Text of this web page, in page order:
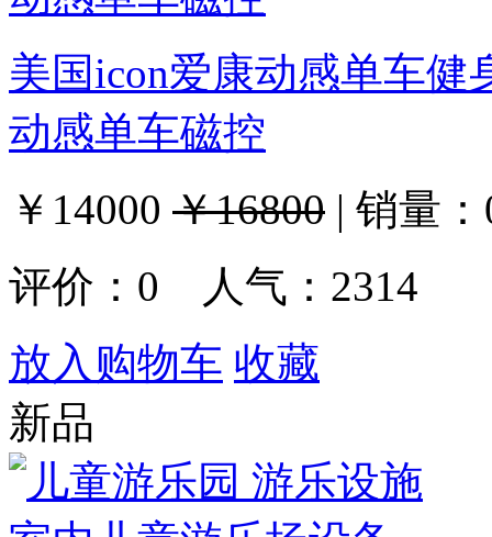
美国icon爱康动感单车健
动感单车磁控
￥14000 ￥16800 | 销量：
评价： 0 人气：2314
放入购物车 收藏
新品